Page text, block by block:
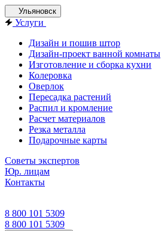
Ульяновск
Услуги
Дизайн и пошив штор
Дизайн-проект ванной комнаты
Изготовление и сборка кухни
Колеровка
Оверлок
Пересадка растений
Распил и кромление
Расчет материалов
Резка металла
Подарочные карты
Советы экспертов
Юр. лицам
Контакты
8 800 101 5309
8 800 101 5309